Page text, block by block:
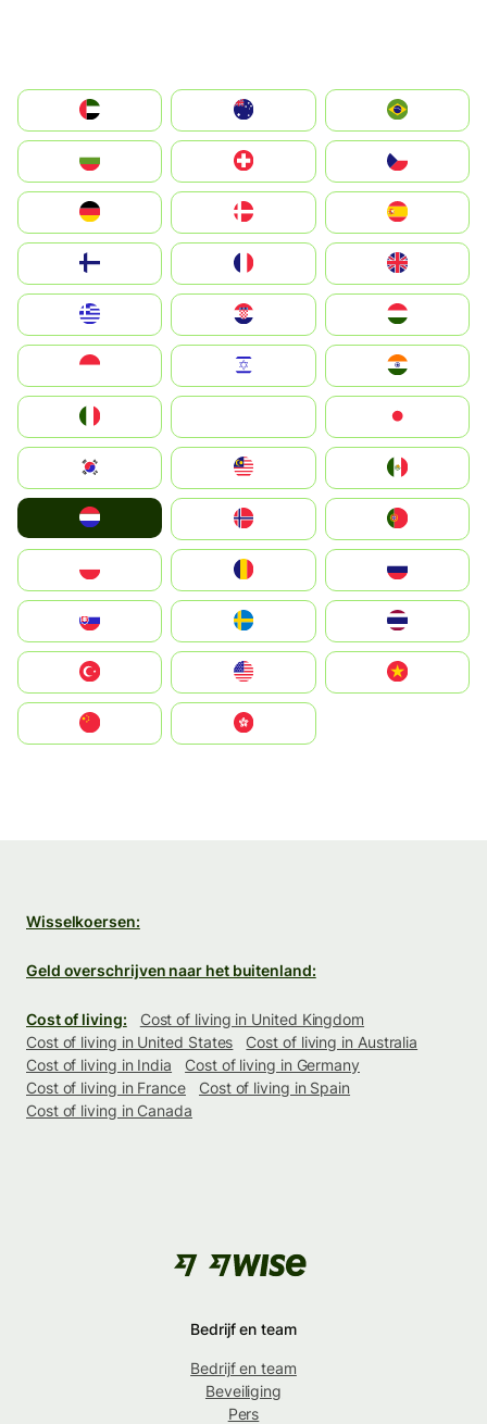
الإمارات العربية المتحدة
Switzerland
Deutschland
United Kingdom
Magyarország
South Korea
United States
中國香港特別行政區
Wisselkoersen:
Geld overschrijven naar het buitenland:
Cost of living:
Cost of living in United Kingdom
Cost of living in United States
Cost of living in Australia
Cost of living in India
Cost of living in Germany
Cost of living in France
Cost of living in Spain
Cost of living in Canada
Bedrijf en team
Bedrijf en team
Beveiliging
Pers